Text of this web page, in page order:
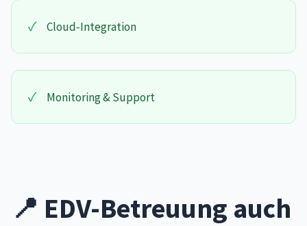
✓ Cloud-Integration
✓ Monitoring & Support
📍 EDV-Betreuung auch